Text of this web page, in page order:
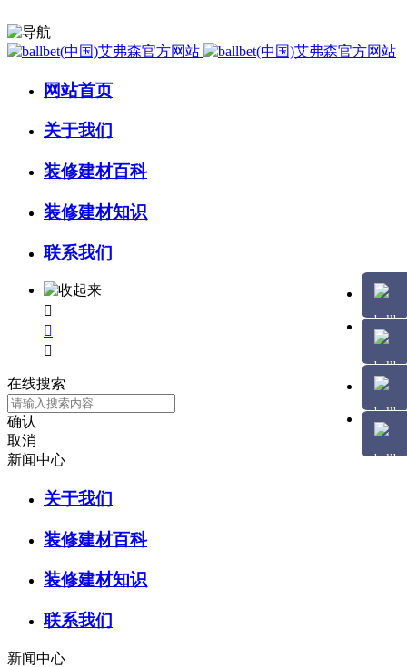
网站首页
关于我们
装修建材百科
装修建材知识
联系我们



在线搜索
确认
取消
新闻中心
关于我们
装修建材百科
装修建材知识
联系我们
新闻中心